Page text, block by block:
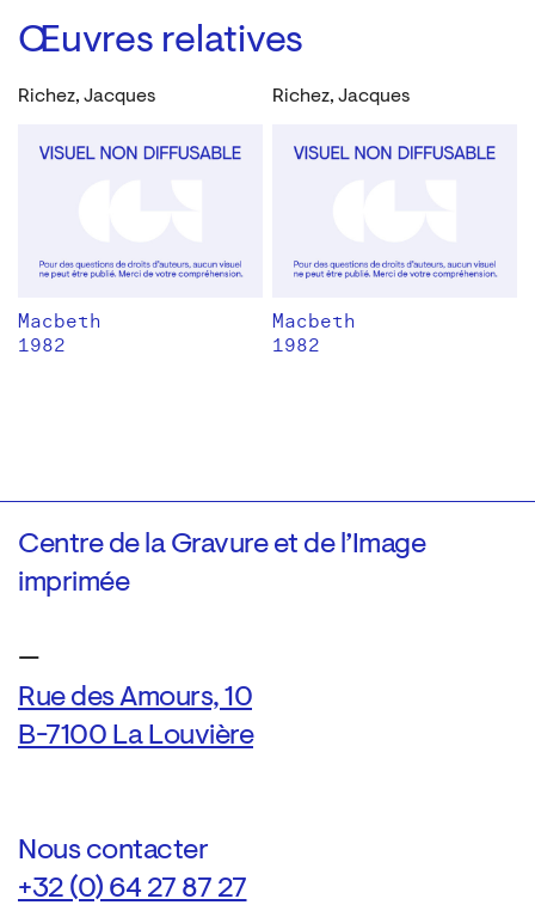
Œuvres relatives
Richez, Jacques
Macbeth
1982
Richez, Jacques
Macbeth
1982
Centre de la Gravure et de l’Image
imprimée
—
Rue des Amours, 10
B-7100 La Louvière
Nous contacter
+32 (0) 64 27 87 27